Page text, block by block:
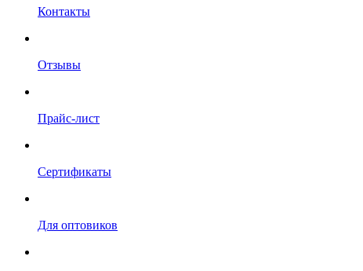
Контакты
Отзывы
Прайс-лист
Сертификаты
Для оптовиков